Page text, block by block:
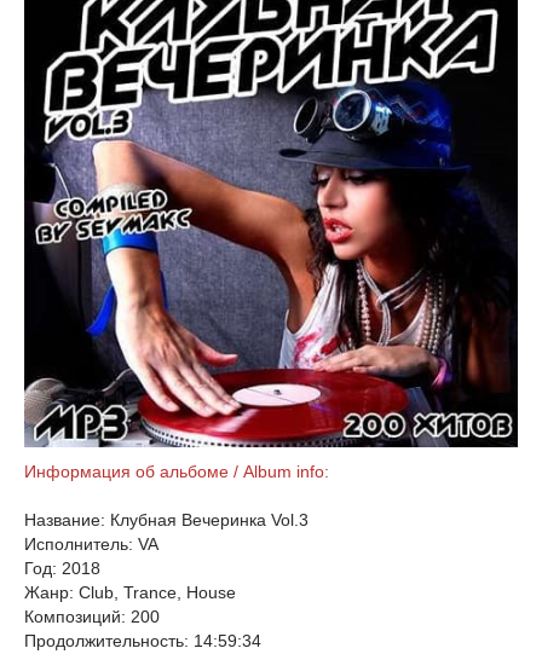
Информация об альбоме / Album info:
Название: Клубная Вечеринка Vol.3
Исполнитель: VA
Год: 2018
Жанр: Club, Trance, House
Композиций: 200
Продолжительность: 14:59:34